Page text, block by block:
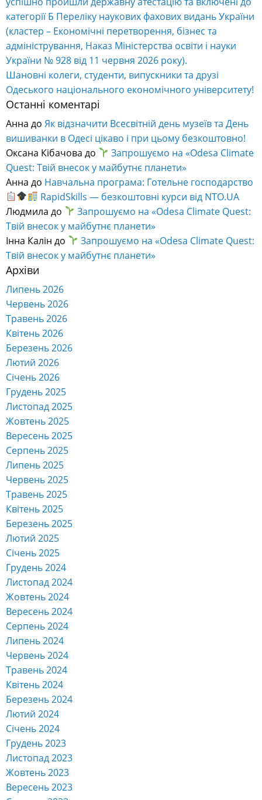
категорії Б Переліку наукових фахових видань України
(кластер – Економічні перетворення, бізнес та
адміністрування, Наказ Міністерства освіти і науки
України № 928 від 11 червня 2026 року).
Шановні колеги, студенти, випускники та друзі
Одеського національного економічного університету!
Останні коментарі
Як відзначити Всесвітній день музеїв та День
вишиванки в Одесі цікаво і при цьому безкоштовно!
Оксана Кібачовадо
Запрошуємо на «Odesa Climate
Quest: Твій внесок у майбутнє планети»
АннадоНавчальна програма: Готельне господарство
RapidSkills — безкоштовні курси від NTO.UA
Людмиладо
Запрошуємо на «Odesa Climate Quest:
Твій внесок у майбутнє планети»
Інна Каліндо
Запрошуємо на «Odesa Climate Quest:
Твій внесок у майбутнє планети»
Архіви
Липень 2026
Червень 2026
Травень 2026
Квітень 2026
Березень 2026
Лютий 2026
Січень 2026
Грудень 2025
Листопад 2025
Жовтень 2025
Вересень 2025
Серпень 2025
Липень 2025
Червень 2025
Травень 2025
Квітень 2025
Березень 2025
Лютий 2025
Січень 2025
Грудень 2024
Листопад 2024
Жовтень 2024
Вересень 2024
Серпень 2024
Липень 2024
Червень 2024
Травень 2024
Квітень 2024
Березень 2024
Лютий 2024
Січень 2024
Грудень 2023
Листопад 2023
Жовтень 2023
Вересень 2023
Серпень 2023